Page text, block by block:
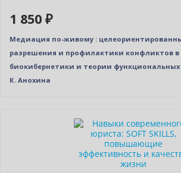
1 850 ₽
Медиация по-живому :
разрешения и профилактики конфликтов в
биокибернетики и теории
К. Анохина